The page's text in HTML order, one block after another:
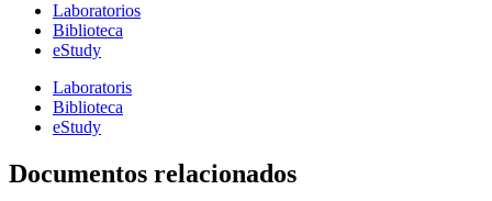
Laboratorios
Biblioteca
eStudy
Laboratoris
Biblioteca
eStudy
Documentos relacionados